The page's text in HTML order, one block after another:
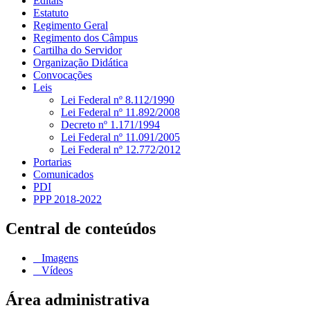
Estatuto
Regimento Geral
Regimento dos Câmpus
Cartilha do Servidor
Organização Didática
Convocações
Leis
Lei Federal nº 8.112/1990
Lei Federal nº 11.892/2008
Decreto nº 1.171/1994
Lei Federal nº 11.091/2005
Lei Federal nº 12.772/2012
Portarias
Comunicados
PDI
PPP 2018-2022
Central de conteúdos
Imagens
Vídeos
Área administrativa